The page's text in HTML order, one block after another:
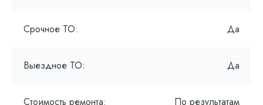
Срочное ТО: Да
Выездное ТО: Да
Стоимость ремонта:
По результатам